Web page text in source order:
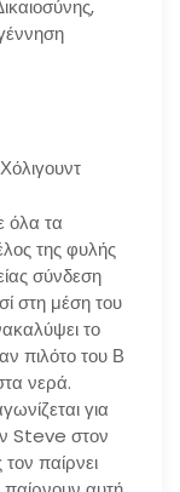
όλα τα
της φυλής
σύνδεση
στη μέση του
το
πιλότο του Β
νερά.
για
Steve στον
παίρνει